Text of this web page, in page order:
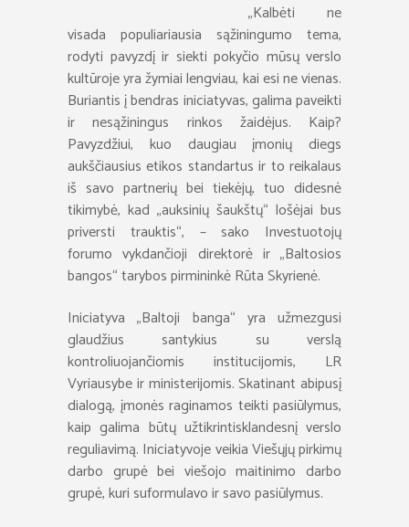
„Kalbėti ne
visada populiariausia sąžiningumo tema,
rodyti pavyzdį ir siekti pokyčio mūsų verslo
kultūroje yra žymiai lengviau, kai esi ne vienas.
Buriantis į bendras iniciatyvas, galima paveikti
ir nesąžiningus rinkos žaidėjus. Kaip?
Pavyzdžiui, kuo daugiau įmonių diegs
aukščiausius etikos standartus ir to reikalaus
iš savo partnerių bei tiekėjų, tuo didesnė
tikimybė, kad „auksinių šaukštų“ lošėjai bus
priversti trauktis“, – sako Investuotojų
forumo vykdančioji direktorė ir „Baltosios
bangos“ tarybos pirmininkė Rūta Skyrienė.
Iniciatyva „Baltoji banga“ yra užmezgusi
glaudžius santykius su verslą
kontroliuojančiomis institucijomis, LR
Vyriausybe ir ministerijomis. Skatinant abipusį
dialogą, įmonės raginamos teikti pasiūlymus,
kaip galima būtų užtikrintisklandesnį verslo
reguliavimą. Iniciatyvoje veikia Viešųjų pirkimų
darbo grupė bei viešojo maitinimo darbo
grupė, kuri suformulavo ir savo pasiūlymus.